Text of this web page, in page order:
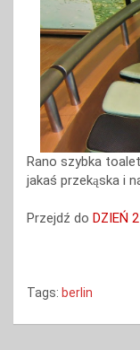
Rano szybka
jakaś przekąska i
Przejdź do DZIEŃ 2
Tags: berlin